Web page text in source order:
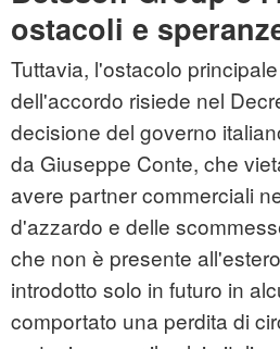
ostacoli e
Tuttavia, l'ostacolo
dell'accordo risiede nel
decisione del governo
da Giuseppe Conte, che
avere partner commerciali
d'azzardo e delle
che non è presente
introdotto solo in futuro in
comportato una perdita di